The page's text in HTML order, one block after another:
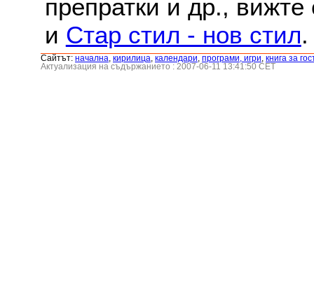
препратки и др.,
и Стар стил - нов стил.
Сайтът: началнa кирилица календари програми, игри книга за
Актуализация на съдържанието : 2007-06-11 13:41:50 CET